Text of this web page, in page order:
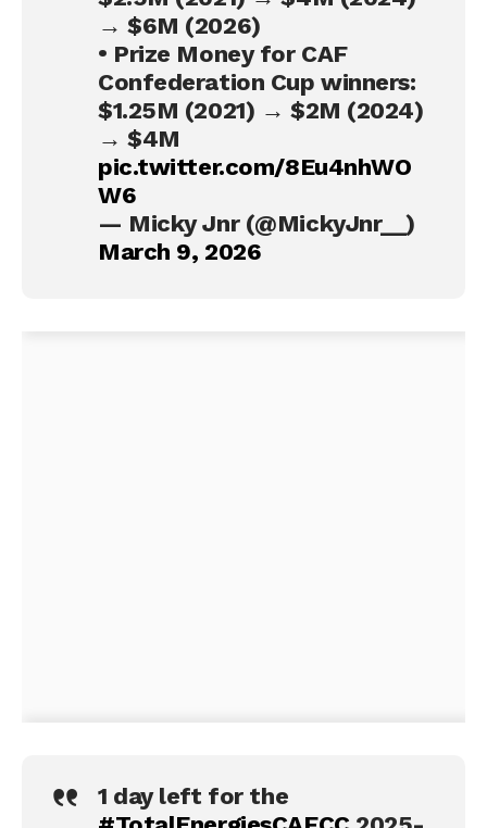
→ $6M (2026)
• Prize Money for CAF
Confederation Cup winners:
$1.25M (2021) → $2M (2024)
→ $4M
pic.twitter.com/8Eu4nhWO
W6
— Micky Jnr (@MickyJnr__)
March 9, 2026
1 day left for the